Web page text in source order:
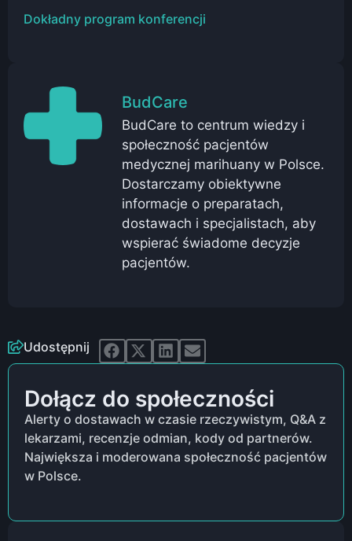
Dokładny program konferencji
BudCare
BudCare to centrum wiedzy i
społeczność pacjentów
medycznej marihuany w Polsce.
Dostarczamy obiektywne
informacje o preparatach,
dostawach i specjalistach, aby
wspierać świadome decyzje
pacjentów.
Udostępnij
Dołącz do społeczności
Alerty o dostawach w czasie rzeczywistym, Q&A z
lekarzami, recenzje odmian, kody od partnerów.
Największa i moderowana społeczność pacjentów
w Polsce.